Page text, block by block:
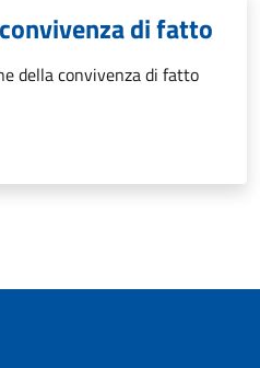
di fatto
della convivenza di fatto